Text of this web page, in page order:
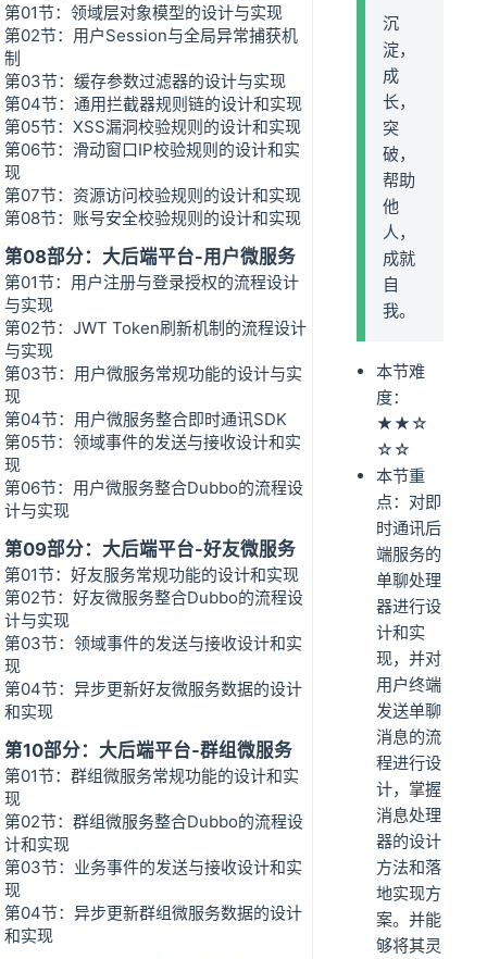
第01节：领域层对象模型的设计与实现
第02节：用户Session与全局异常捕获机
制
第03节：缓存参数过滤器的设计与实现
第04节：通用拦截器规则链的设计和实现
第05节：XSS漏洞校验规则的设计和实现
第06节：滑动窗口IP校验规则的设计和实
现
第07节：资源访问校验规则的设计和实现
第08节：账号安全校验规则的设计和实现
第08部分：大后端平台-用户微服务
第01节：用户注册与登录授权的流程设计
与实现
第02节：JWT Token刷新机制的流程设计
与实现
第03节：用户微服务常规功能的设计与实
现
第04节：用户微服务整合即时通讯SDK
第05节：领域事件的发送与接收设计和实
现
第06节：用户微服务整合Dubbo的流程设
计与实现
第09部分：大后端平台-好友微服务
第01节：好友服务常规功能的设计和实现
第02节：好友微服务整合Dubbo的流程设
计与实现
第03节：领域事件的发送与接收设计和实
现
第04节：异步更新好友微服务数据的设计
和实现
第10部分：大后端平台-群组微服务
第01节：群组微服务常规功能的设计和实
现
第02节：群组微服务整合Dubbo的流程设
计和实现
第03节：业务事件的发送与接收设计和实
现
第04节：异步更新群组微服务数据的设计
和实现
沉
淀，
成
长，
突
破，
帮助
他
人，
成就
自
我。
本节难
度：
★★☆
☆☆
本节重
点：对即
时通讯后
端服务的
单聊处理
器进行设
计和实
现，并对
用户终端
发送单聊
消息的流
程进行设
计，掌握
消息处理
器的设计
方法和落
地实现方
案。并能
够将其灵